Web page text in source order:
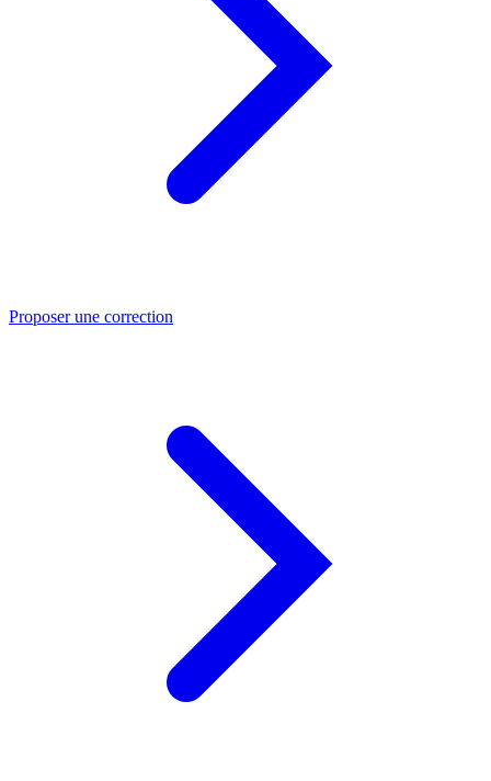
Proposer une correction